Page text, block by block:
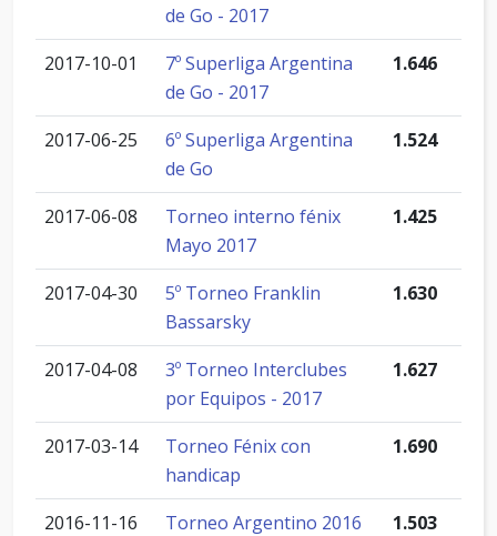
de Go - 2017
2017-10-01
7º Superliga Argentina
de Go - 2017
1.646
2017-06-25
6º Superliga Argentina
de Go
1.524
2017-06-08
Torneo interno fénix
Mayo 2017
1.425
2017-04-30
5º Torneo Franklin
Bassarsky
1.630
2017-04-08
3º Torneo Interclubes
por Equipos - 2017
1.627
2017-03-14
Torneo Fénix con
handicap
1.690
2016-11-16 Torneo Argentino 2016
1.503